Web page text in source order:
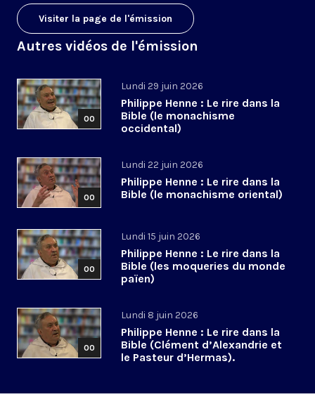
Visiter la page de l'émission
Autres vidéos de l'émission
00
Lundi 29 juin 2026
Philippe Henne : Le rire dans la
Bible (le monachisme
occidental)
00
Lundi 22 juin 2026
Philippe Henne : Le rire dans la
Bible (le monachisme oriental)
00
Lundi 15 juin 2026
Philippe Henne : Le rire dans la
Bible (les moqueries du monde
païen)
00
Lundi 8 juin 2026
Philippe Henne : Le rire dans la
Bible (Clément d’Alexandrie et
le Pasteur d’Hermas).